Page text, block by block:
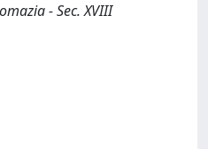
- Sec. XVIII